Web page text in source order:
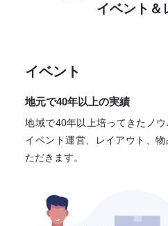
イベント＆
イベント
地元で40年以上の実績
地域で40年以上培ってきたノ
イベント運営、レイアウト、
ただきます。